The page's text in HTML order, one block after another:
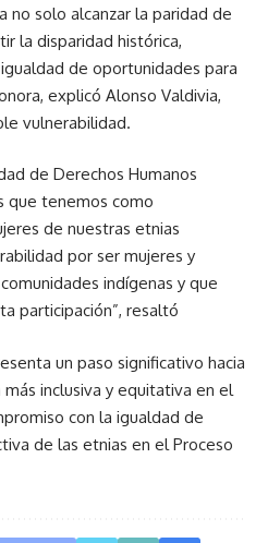
no solo alcanzar la paridad de
la disparidad histórica,
de oportunidades para
explicó Alonso Valdivia,
vulnerabilidad.
de Derechos Humanos
que tenemos como
de nuestras etnias
por ser mujeres y
indígenas y que
participación”, resaltó
un paso significativo hacia
inclusiva y equitativa en el
con la igualdad de
de las etnias en el Proceso